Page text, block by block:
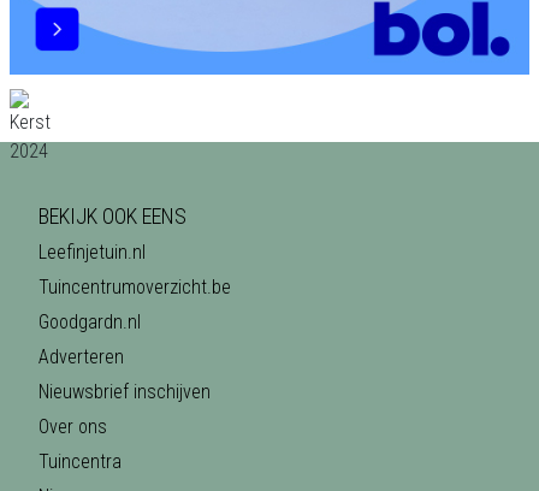
BEKIJK OOK EENS
Leefinjetuin.nl
Tuincentrumoverzicht.be
Goodgardn.nl
Adverteren
Nieuwsbrief inschijven
Over ons
Tuincentra